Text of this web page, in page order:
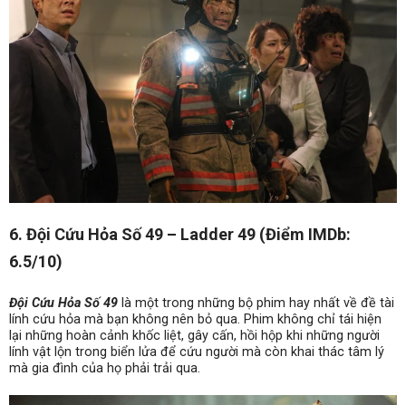
6. Đội Cứu Hỏa Số 49 – Ladder 49 (Điểm IMDb:
6.5/10)
Đội Cứu Hỏa Số 49 là một trong những bộ phim hay nhất về đề tài
lính cứu hỏa mà bạn không nên bỏ qua. Phim không chỉ tái hiện
lại những hoàn cảnh khốc liệt, gây cấn, hồi hộp khi những người
lính vật lộn trong biển lửa để cứu người mà còn khai thác tâm lý
mà gia đình của họ phải trải qua.